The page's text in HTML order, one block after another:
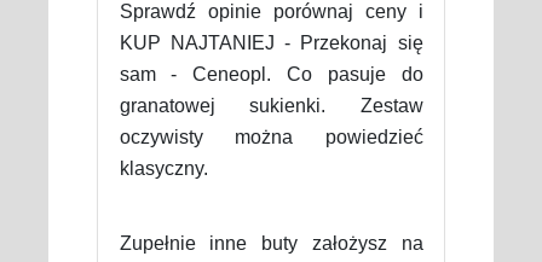
Sprawdź opinie porównaj ceny i
KUP NAJTANIEJ - Przekonaj się
sam - Ceneopl. Co pasuje do
granatowej sukienki. Zestaw
oczywisty można powiedzieć
klasyczny.
Zupełnie inne buty założysz na